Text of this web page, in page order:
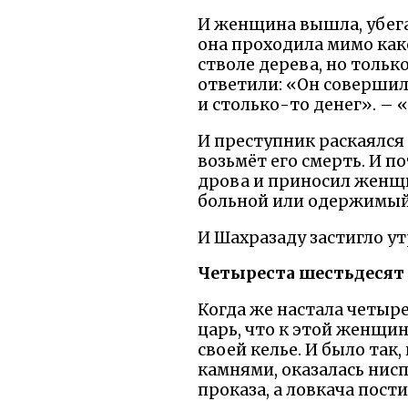
И женщина вышла,
она проходила мимо
стволе дерева, но
ответили: «Он
и столько-то денег». –
И преступник
возьмёт его смерть. И
дрова и приносил
больной или
И Шахразаду застигло
Четыреста
Когда же настала
царь, что к этой
своей келье. И было
камнями, оказалась
проказа, а ловкача